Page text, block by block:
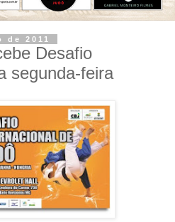
de 2011
Desafio
segunda-feira